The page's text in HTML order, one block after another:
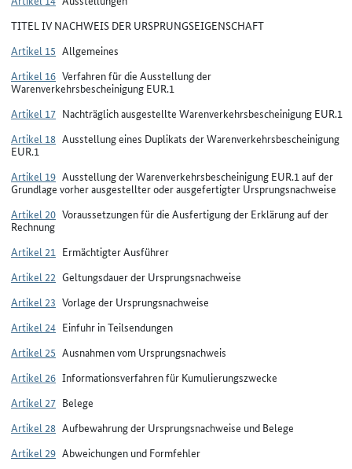
TITEL IV NACHWEIS DER URSPRUNGSEIGENSCHAFT
Artikel 15 Allgemeines
Artikel 16 Verfahren für die Ausstellung der
Warenverkehrsbescheinigung EUR.1
Artikel 17 Nachträglich ausgestellte Warenverkehrsbescheinigung EUR.1
Artikel 18 Ausstellung eines Duplikats der Warenverkehrsbescheinigung
EUR.1
Artikel 19 Ausstellung der Warenverkehrsbescheinigung EUR.1 auf der
Grundlage vorher ausgestellter oder ausgefertigter Ursprungsnachweise
Artikel 20 Voraussetzungen für die Ausfertigung der Erklärung auf der
Rechnung
Artikel 21 Ermächtigter Ausführer
Artikel 22 Geltungsdauer der Ursprungsnachweise
Artikel 23 Vorlage der Ursprungsnachweise
Artikel 24 Einfuhr in Teilsendungen
Artikel 25 Ausnahmen vom Ursprungsnachweis
Artikel 26 Informationsverfahren für Kumulierungszwecke
Artikel 27 Belege
Artikel 28 Aufbewahrung der Ursprungsnachweise und Belege
Artikel 29 Abweichungen und Formfehler